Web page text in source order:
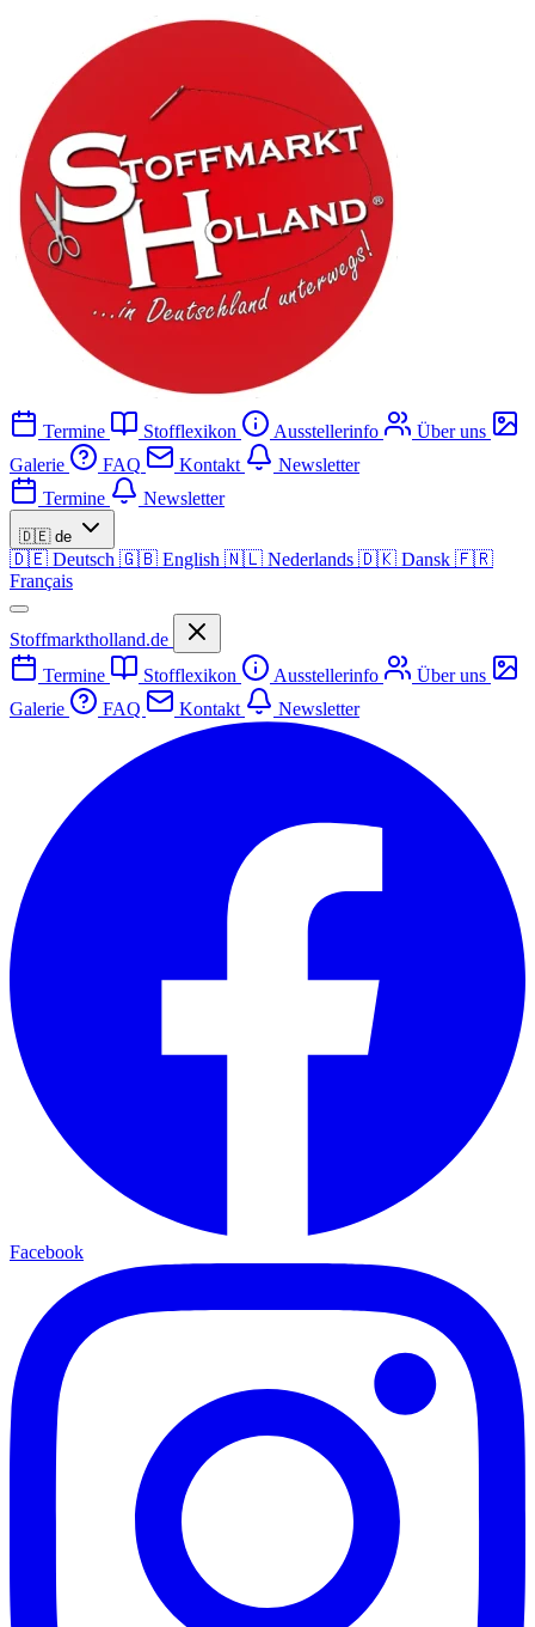
Termine Stofflexikon Ausstellerinfo
Über uns
Galerie
FAQ Kontakt
Newsletter
Termine
Newsletter
🇩🇪 de
🇩🇪 Deutsch 🇬🇧 English 🇳🇱 Nederlands 🇩🇰 Dansk 🇫🇷
Français
Stoffmarktholland.de
Termine
Stofflexikon Ausstellerinfo
Über uns
Galerie
FAQ Kontakt Newsletter
Facebook